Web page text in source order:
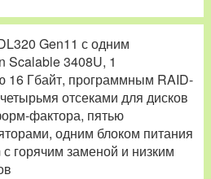
Gen11 с одним
Scalable 3408U, 1
16 Гбайт, программным RAID-
отсеками для дисков
фактора, пятью
одним блоком питания
горячим заменой и низким